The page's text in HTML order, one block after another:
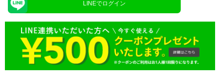
LINEでログイン